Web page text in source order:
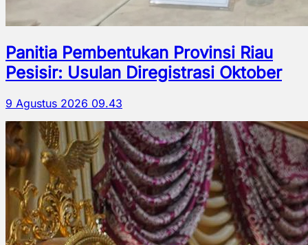
Panitia Pembentukan Provinsi Riau
Pesisir: Usulan Diregistrasi Oktober
9 Agustus 2026 09.43